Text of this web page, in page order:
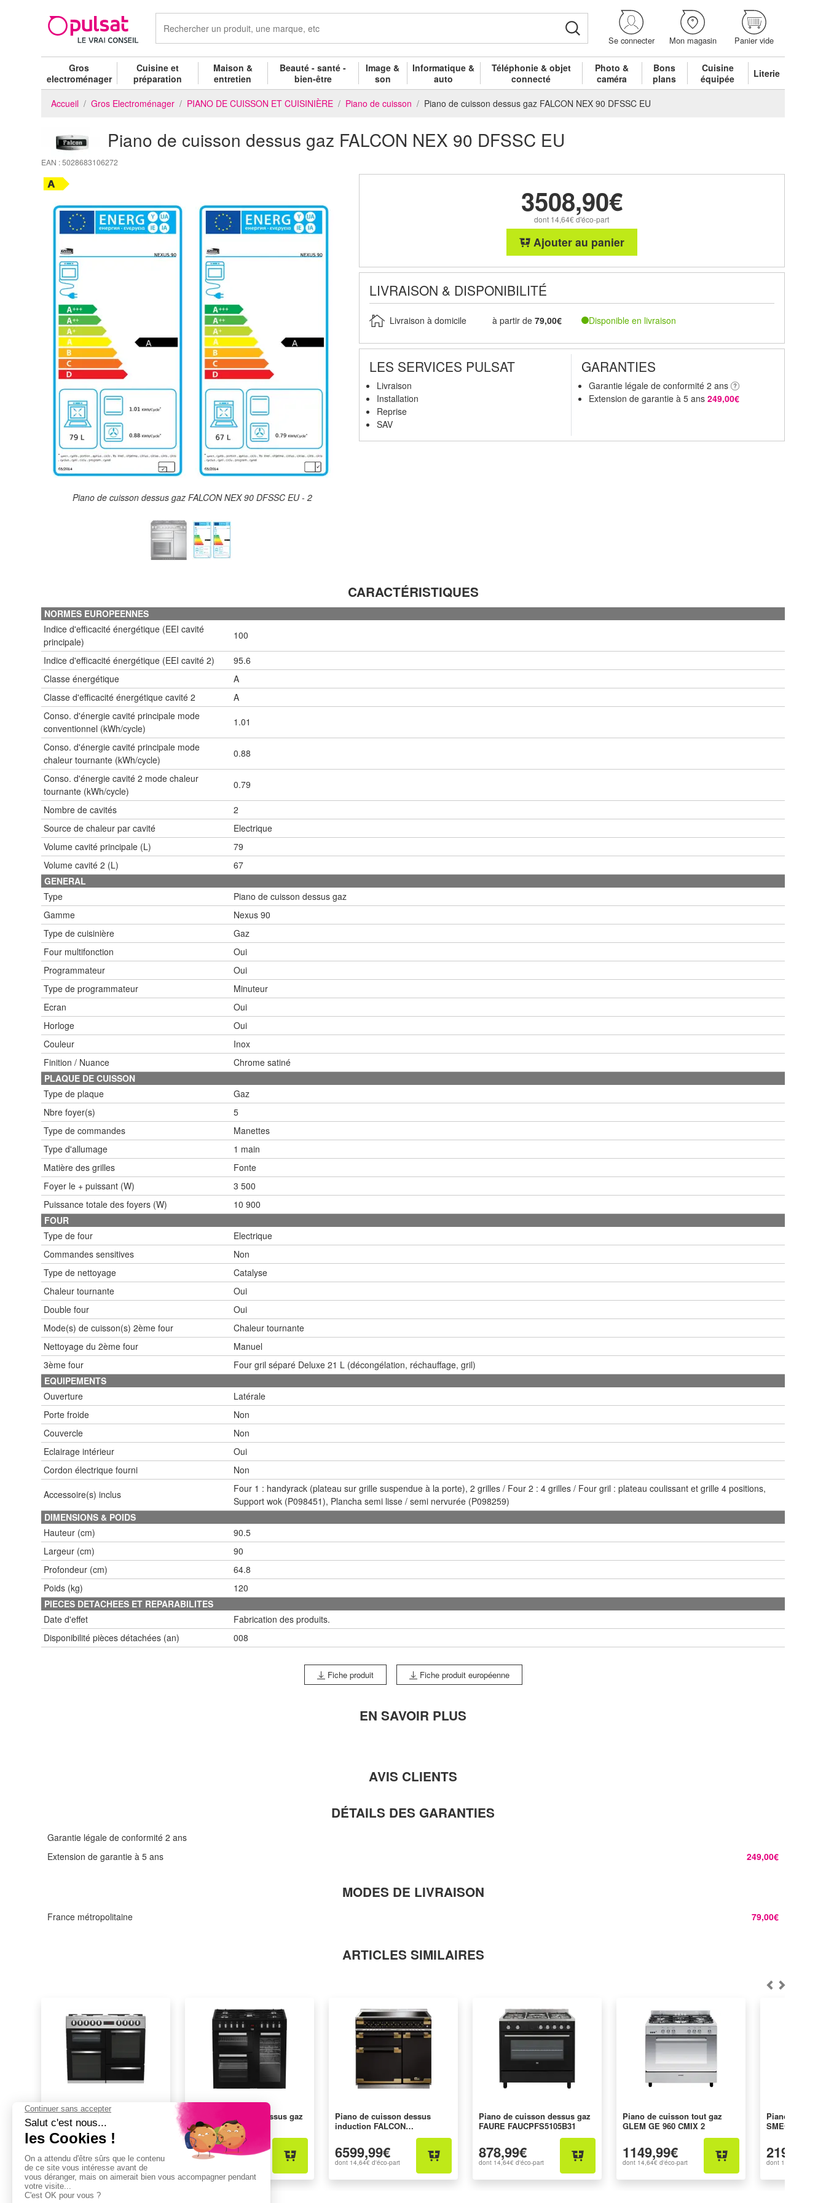
Se connecter Mon magasin Panier vide
Gros
electroménager
Cuisine et
préparation
Maison &
entretien
Beauté - santé -
bien-être
Image &
son
Informatique &
auto
Téléphonie & objet
connecté
Photo &
caméra
Bons
plans
Cuisine
équipée
Literie
Accueil Gros Electroménager PIANO DE CUISSON ET CUISINIÈRE Piano de cuisson Piano de cuisson dessus gaz FALCON NEX 90 DFSSC EU
Piano de cuisson dessus gaz FALCON NEX 90 DFSSC EU
EAN : 5028683106272
Piano de cuisson dessus gaz FALCON NEX 90 DFSSC EU - 2
3508,90€
dont 14,64€ d'éco-part
Ajouter au panier
LIVRAISON & DISPONIBILITÉ
Livraison à domicile à partir de79,00€ Disponible en livraison
LES SERVICES PULSAT
Livraison
Installation
Reprise
SAV
GARANTIES
Garantie légale de conformité 2 ans
Extension de garantie à 5 ans249,00€
CARACTÉRISTIQUES
NORMES EUROPEENNES
Indice d'efficacité énergétique (EEI cavité
principale)
100
Indice d'efficacité énergétique (EEI cavité 2)
95.6
Classe énergétique
A
Classe d'efficacité énergétique cavité 2
A
Conso. d'énergie cavité principale mode
conventionnel (kWh/cycle)
1.01
Conso. d'énergie cavité principale mode
chaleur tournante (kWh/cycle)
0.88
Conso. d'énergie cavité 2 mode chaleur
tournante (kWh/cycle)
0.79
Nombre de cavités
2
Source de chaleur par cavité
Electrique
Volume cavité principale (L)
79
Volume cavité 2 (L)
67
GENERAL
Type
Piano de cuisson dessus gaz
Gamme
Nexus 90
Type de cuisinière
Gaz
Four multifonction
Oui
Programmateur
Oui
Type de programmateur
Minuteur
Ecran
Oui
Horloge
Oui
Couleur
Inox
Finition / Nuance
Chrome satiné
PLAQUE DE CUISSON
Type de plaque
Gaz
Nbre foyer(s)
5
Type de commandes
Manettes
Type d'allumage
1 main
Matière des grilles
Fonte
Foyer le + puissant (W)
3 500
Puissance totale des foyers (W)
10 900
FOUR
Type de four
Electrique
Commandes sensitives
Non
Type de nettoyage
Catalyse
Chaleur tournante
Oui
Double four
Oui
Mode(s) de cuisson(s) 2ème four
Chaleur tournante
Nettoyage du 2ème four
Manuel
3ème four
Four gril séparé Deluxe 21 L (décongélation, réchauffage, gril)
EQUIPEMENTS
Ouverture
Latérale
Porte froide
Non
Couvercle
Non
Eclairage intérieur
Oui
Cordon électrique fourni
Non
Accessoire(s) inclus
Four 1 : handyrack (plateau sur grille suspendue à la porte), 2 grilles / Four 2 : 4 grilles / Four gril : plateau coulissant et grille 4 positions,
Support wok (P098451), Plancha semi lisse / semi nervurée (P098259)
DIMENSIONS & POIDS
Hauteur (cm)
90.5
Largeur (cm)
90
Profondeur (cm)
64.8
Poids (kg)
120
PIECES DETACHEES ET REPARABILITES
Date d'effet
Fabrication des produits.
Disponibilité pièces détachées (an)
008
Fiche produit Fiche produit européenne
EN SAVOIR PLUS
AVIS CLIENTS
DÉTAILS DES GARANTIES
Garantie légale de conformité 2 ans
Extension de garantie à 5 ans
249,00€
MODES DE LIVRAISON
France métropolitaine 79,00€
ARTICLES SIMILAIRES
Piano de cuisson dessus gaz
BEKO PF335325DX
1099,99€
dont14,64€d'éco-part
Piano de cuisson dessus gaz
BEKO PS235315DB
969,99€
dont14,64€
Piano de cuisson dessus
induction FALCON
6599,99€
dont 14,64€ d'éco-part
Piano de cuisson dessus gaz
FAURE FAUCPFS5105B31
878,99€
dont 14,64€ d'éco-part
Piano de cuisson tout gaz
GLEM GE 960 CMIX 2
1149,99€
dont 14,64€ d'éco-part
Piano de
SMEG
2199,99€
dont 14,64€